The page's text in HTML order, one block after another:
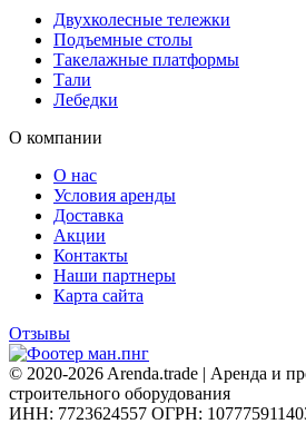
Двухколесные тележки
Подъемные столы
Такелажные платформы
Тали
Лебедки
О компании
О нас
Условия аренды
Доставка
Акции
Контакты
Наши партнеры
Карта сайта
Отзывы
© 2020-2026 Arenda.trade | Аренда и
строительного оборудования
ИНН: 7723624557 ОГРН: